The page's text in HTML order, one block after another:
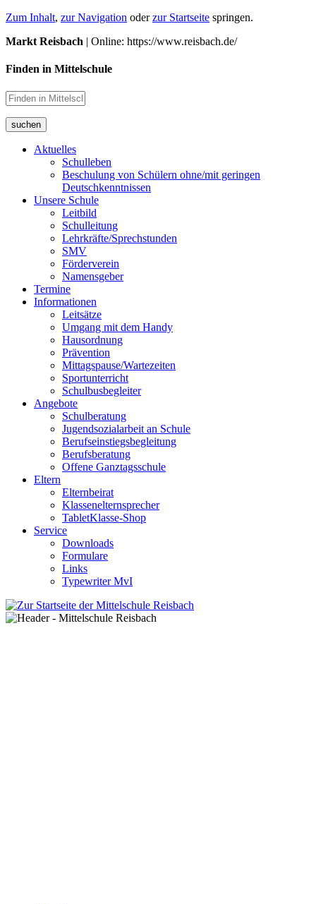
Zum Inhalt, zur Navigation oderzur Startseite springen.
Markt Reisbach | Online: https://www.reisbach.de/
Finden in Mittelschule
suchen
Aktuelles
Schulleben
Beschulung von Schülern ohne/mit geringen
Deutschkenntnissen
Unsere Schule
Leitbild
Schulleitung
Lehrkräfte/Sprechstunden
SMV
Förderverein
Namensgeber
Termine
Informationen
Leitsätze
Umgang mit dem Handy
Hausordnung
Prävention
Mittagspause/Wartezeiten
Sportunterricht
Schulbusbegleiter
Angebote
Schulberatung
Jugendsozialarbeit an Schule
Berufseinstiegsbegleitung
Berufsberatung
Offene Ganztagsschule
Eltern
Elternbeirat
Klassenelternsprecher
TabletKlasse-Shop
Service
Downloads
Formulare
Links
Typewriter MvI